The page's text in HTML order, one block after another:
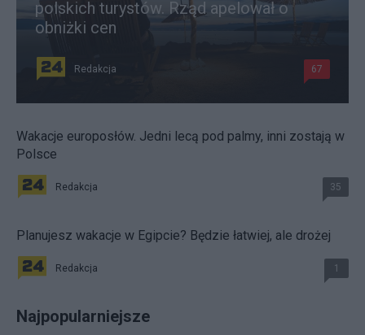
polskich turystów. Rząd apelował o
obniżki cen
Redakcja 67
Wakacje europosłów. Jedni lecą pod palmy, inni zostają w
Polsce
Redakcja 35
Planujesz wakacje w Egipcie? Będzie łatwiej, ale drożej
Redakcja 1
Najpopularniejsze